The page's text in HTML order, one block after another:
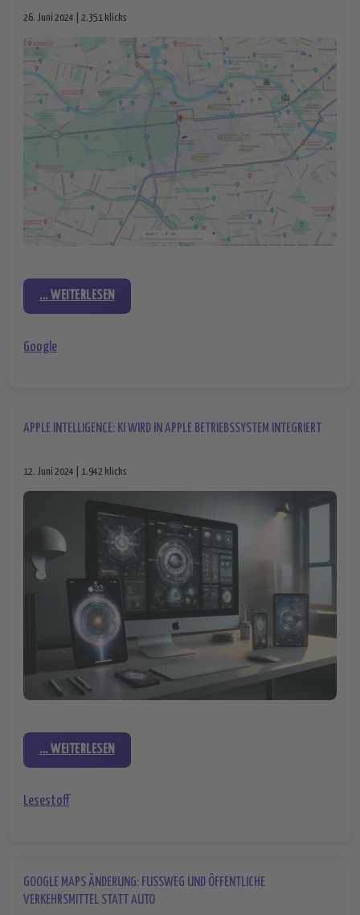
26. Juni 2024 | 2.351 klicks
... WEITERLESEN
Google
APPLE INTELLIGENCE: KI WIRD IN APPLE BETRIEBSSYSTEM INTEGRIERT
12. Juni 2024 | 1.942 klicks
... WEITERLESEN
Lesestoff
GOOGLE MAPS ÄNDERUNG: FUSSWEG UND ÖFFENTLICHE V
ERKEHRSMITTEL STATT AUTO